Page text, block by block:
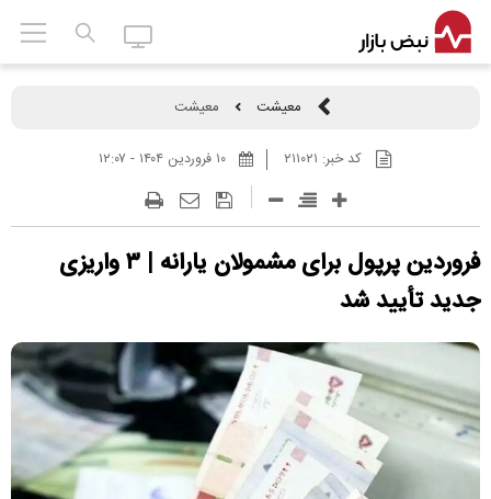
معیشت معیشت
کد خبر: ۲۱۱۰۲۱
فروردین پرپول برای مشمولان یارانه | ۳ واریزی
جدید تأیید شد